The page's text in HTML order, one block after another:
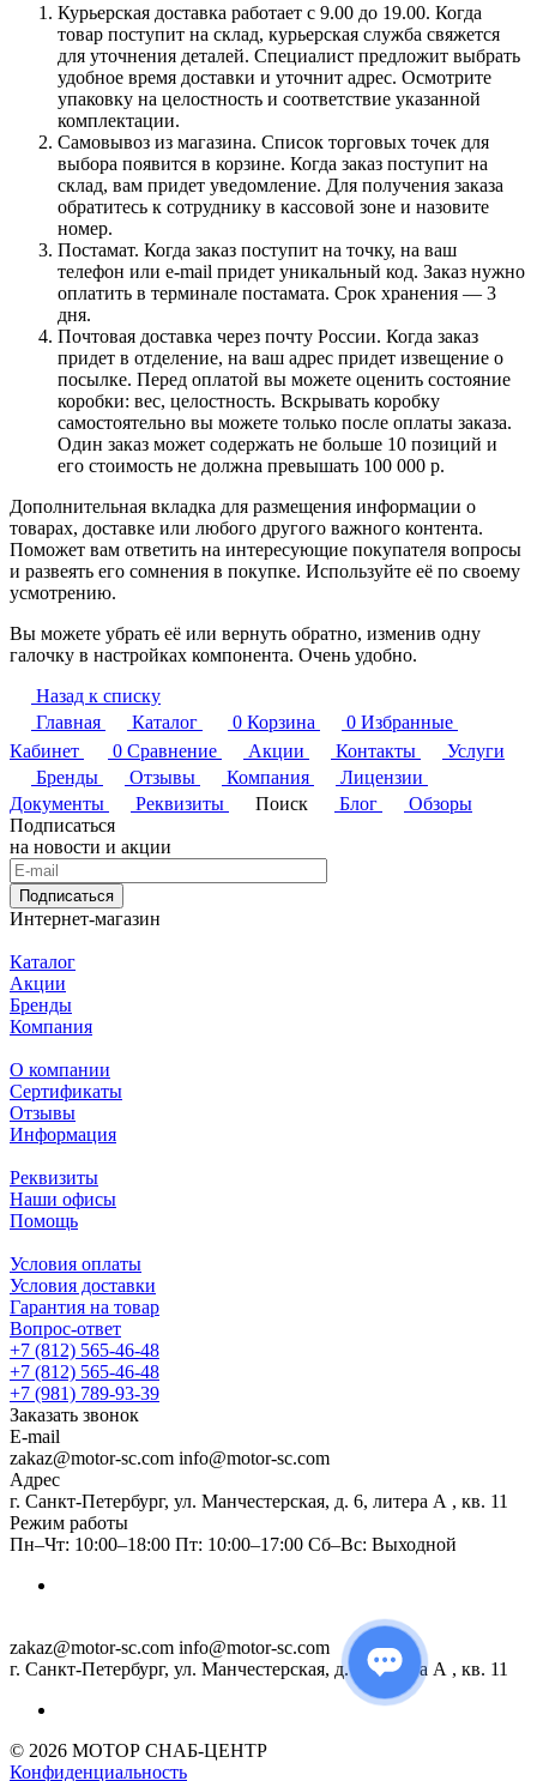
Курьерская доставка работает с 9.00 до 19.00. Когда
товар поступит на склад, курьерская служба свяжется
для уточнения деталей. Специалист предложит выбрать
удобное время доставки и уточнит адрес. Осмотрите
упаковку на целостность и соответствие указанной
комплектации.
Самовывоз из магазина. Список торговых точек для
выбора появится в корзине. Когда заказ поступит на
склад, вам придет уведомление. Для получения заказа
обратитесь к сотруднику в кассовой зоне и назовите
номер.
Постамат. Когда заказ поступит на точку, на ваш
телефон или e-mail придет уникальный код. Заказ нужно
оплатить в терминале постамата. Срок хранения — 3
дня.
Почтовая доставка через почту России. Когда заказ
придет в отделение, на ваш адрес придет извещение о
посылке. Перед оплатой вы можете оценить состояние
коробки: вес, целостность. Вскрывать коробку
самостоятельно вы можете только после оплаты заказа.
Один заказ может содержать не больше 10 позиций и
его стоимость не должна превышать 100 000 р.
Дополнительная вкладка для размещения информации о
товарах, доставке или любого другого важного контента.
Поможет вам ответить на интересующие покупателя вопросы
и развеять его сомнения в покупке. Используйте её по своему
усмотрению.
Вы можете убрать её или вернуть обратно, изменив одну
галочку в настройках компонента. Очень удобно.
Назад к списку
Главная
Каталог 0 Корзина 0 Избранные
Кабинет
0 Сравнение Акции Контакты
Услуги
Бренды
Отзывы Компания
Лицензии
Документы
Реквизиты Поиск Блог
Обзоры
Подписаться
на новости и акции
Подписаться
Интернет-магазин
Каталог
Акции
Бренды
Компания
О компании
Сертификаты
Отзывы
Информация
Реквизиты
Наши офисы
Помощь
Условия оплаты
Условия доставки
Гарантия на товар
Вопрос-ответ
+7 (812) 565-46-48
+7 (812) 565-46-48
+7 (981) 789-93-39
Заказать звонок
E-mail
zakaz@motor-sc.com info@motor-sc.com
Адрес
г. Санкт-Петербург, ул. Манчестерская, д. 6, литера А , кв. 11
Режим работы
Пн–Чт: 10:00–18:00 Пт: 10:00–17:00 Сб–Вс: Выходной
zakaz@motor-sc.com info@motor-sc.com
г. Санкт-Петербург, ул. Манчестерская, д. 6, литера А , кв. 11
© 2026 МОТОР СНАБ-ЦЕНТР
Конфиденциальность